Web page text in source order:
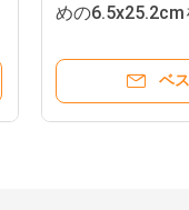
めの6.5x25.2cm
ベ